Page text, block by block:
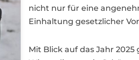
nicht nur für eine
Einhaltung gesetzlicher
Mit Blick auf das Jahr